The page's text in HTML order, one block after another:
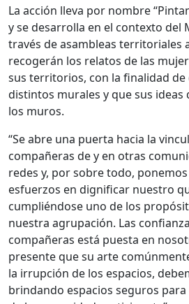
La acción lleva por nombre
y se desarrolla en el contexto del
través de asambleas territoriales
recogerán los relatos de las
sus territorios, con la finalidad
distintos murales y que sus ideas
los muros.
“Se abre una puerta hacia la
compañeras de y en otras
redes y, por sobre todo,
esfuerzos en dignificar nuestro
cumpliéndose uno de los
nuestra agrupación. Las
compañeras está puesta en
presente que su arte
la irrupción de los espacios,
brindando espacios seguros